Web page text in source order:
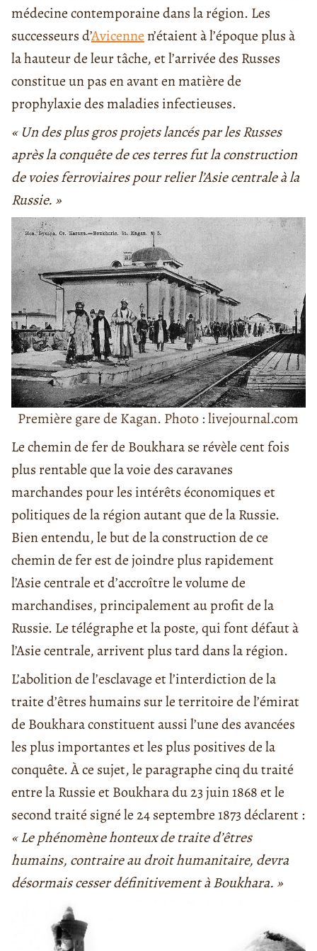
médecine contemporaine dans la région. Les
successeurs d’Avicennen’étaient à l’époque plus à
la hauteur de leur tâche, et l’arrivée des Russes
constitue un pas en avant en matière de
prophylaxie des maladies infectieuses.
« Un des plus gros projets lancés par les Russes
après la conquête de ces terres fut la construction
de voies ferroviaires pour relier l’Asie centrale à la
Russie. »
Première gare de Kagan. Photo : livejournal.com
Le chemin de fer de Boukhara se révèle cent fois
plus rentable que la voie des caravanes
marchandes pour les intérêts économiques et
politiques de la région autant que de la Russie.
Bien entendu, le but de la construction de ce
chemin de fer est de joindre plus rapidement
l’Asie centrale et d’accroître le volume de
marchandises, principalement au profit de la
Russie. Le télégraphe et la poste, qui font défaut à
l’Asie centrale, arrivent plus tard dans la région.
L’abolition de l’esclavage et l’interdiction de la
traite d’êtres humains sur le territoire de l’émirat
de Boukhara constituent aussi l’une des avancées
les plus importantes et les plus positives de la
conquête. À ce sujet, le paragraphe cinq du traité
entre la Russie et Boukhara du 23 juin 1868 et le
second traité signé le 24 septembre 1873 déclarent :
« Le phénomène honteux de traite d’êtres
humains, contraire au droit humanitaire, devra
désormais cesser définitivement à Boukhara. »